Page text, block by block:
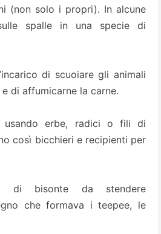
(non solo i propri). In alcune
spalle in una specie di
di scuoiare gli animali
di affumicarne la carne.
usando erbe, radici o fili di
così bicchieri e recipienti per
di bisonte da stendere
che formava i teepee, le